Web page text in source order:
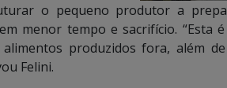
o pequeno produtor a
menor tempo e sacrifício. “Esta
alimentos produzidos fora, além
Felini.